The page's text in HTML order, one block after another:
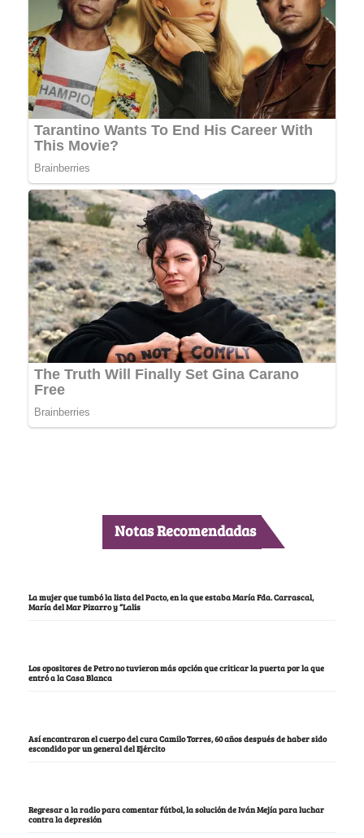
Notas Recomendadas
La mujer que tumbó la lista del Pacto, en la que estaba María Fda. Carrascal,
María del Mar Pizarro y “Lalis
Los opositores de Petro no tuvieron más opción que criticar la puerta por la que
entró a la Casa Blanca
Así encontraron el cuerpo del cura Camilo Torres, 60 años después de haber sido
escondido por un general del Ejército
Regresar a la radio para comentar fútbol, la solución de Iván Mejía para luchar
contra la depresión